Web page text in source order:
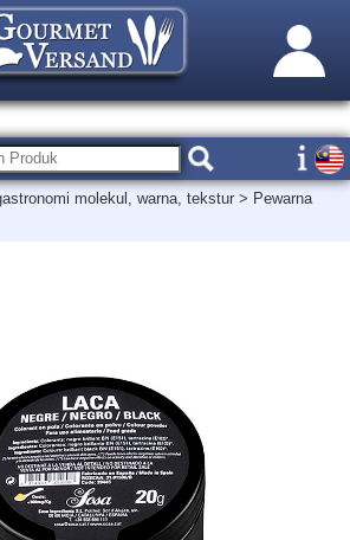
molekul, warna, tekstur > Pewarna